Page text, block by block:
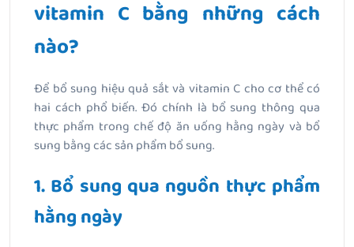
vitamin C bằng những cách
nào?
Để bổ sung hiệu quả sắt và vitamin C cho cơ thể có
hai cách phổ biến. Đó chính là bổ sung thông qua
thực phẩm trong chế độ ăn uống hằng ngày và bổ
sung bằng các sản phẩm bổ sung.
1. Bổ sung qua nguồn thực phẩm
hằng ngày